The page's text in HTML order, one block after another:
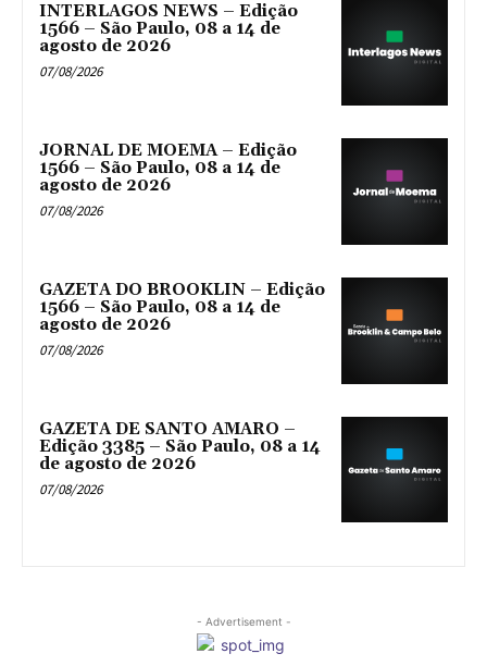
INTERLAGOS NEWS – Edição
1566 – São Paulo, 08 a 14 de
agosto de 2026
07/08/2026
JORNAL DE MOEMA – Edição
1566 – São Paulo, 08 a 14 de
agosto de 2026
07/08/2026
GAZETA DO BROOKLIN – Edição
1566 – São Paulo, 08 a 14 de
agosto de 2026
07/08/2026
GAZETA DE SANTO AMARO –
Edição 3385 – São Paulo, 08 a 14
de agosto de 2026
07/08/2026
- Advertisement -